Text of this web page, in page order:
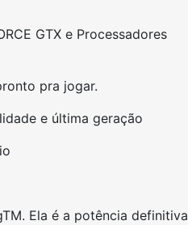
GTX e Processadores
pra jogar.
e última geração
Ela é a potência definitiva